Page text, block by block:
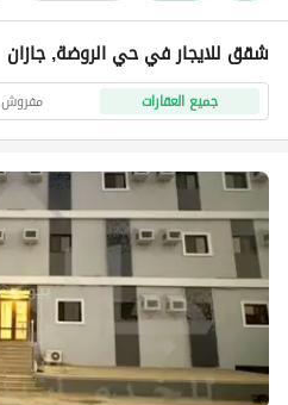
شقق للايجار في حي الروضة, جازان
جميع العقارات مفروش